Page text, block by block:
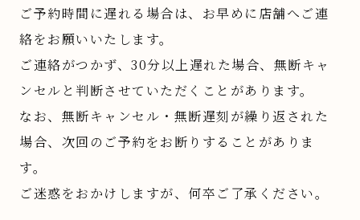
ご予約時間に遅れる場合は、お早めに店舗へご連
絡をお願いいたします。
ご連絡がつかず、30分以上遅れた場合、無断キャ
ンセルと判断させていただくことがあります。
なお、無断キャンセル・無断遅刻が繰り返された
場合、次回のご予約をお断りすることがありま
す。
ご迷惑をおかけしますが、何卒ご了承ください。